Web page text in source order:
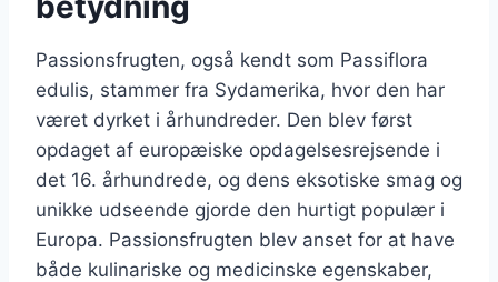
Passionsfrugten, også kendt som Passiflora
edulis, stammer fra Sydamerika, hvor den har
været dyrket i århundreder. Den blev først
opdaget af europæiske opdagelsesrejsende i
det 16. århundrede, og dens eksotiske smag og
unikke udseende gjorde den hurtigt populær i
Europa. Passionsfrugten blev anset for at have
både kulinariske og medicinske egenskaber,